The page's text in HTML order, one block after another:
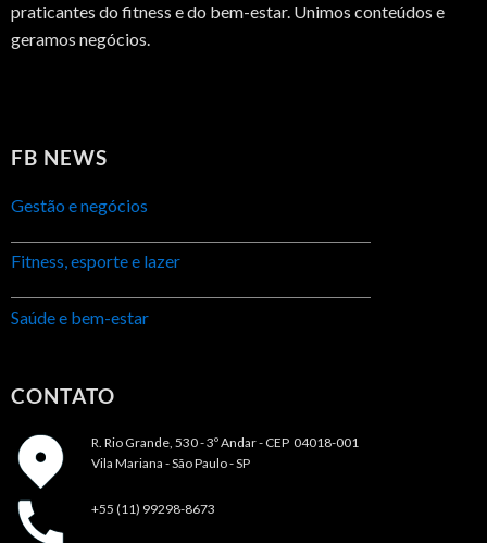
praticantes do fitness e do bem-estar. Unimos conteúdos e
geramos negócios.
FB NEWS
Gestão e negócios
Fitness, esporte e lazer
Saúde e bem-estar
CONTATO
R. Rio Grande, 530 - 3º Andar - CEP 04018-001
Vila Mariana - São Paulo - SP
+55 (11) 99298-8673